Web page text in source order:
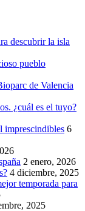
descubrir la isla
pueblo
de Valencia
¿cuál es el tuyo?
imprescindibles 6
2 enero, 2026
4 diciembre, 2025
temporada para
2025